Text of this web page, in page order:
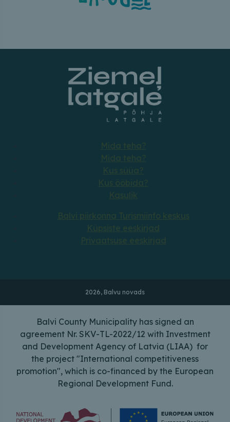
Mida teha?
Mida teha?
Kus ööbida?
Kasulik
Balvi piirkonna Turismiinfo keskus
Küpsiste eeskirjad
Privaatsuse eeskirjad
2026, Balvu novads
Balvi County Municipality has signed an
agreement Nr. SKV-TL-2022/12 with Investment
and Development Agency of Latvia (LIAA) for
the project "International competitiveness
promotion", which is co-financed by the European
Regional Development Fund.